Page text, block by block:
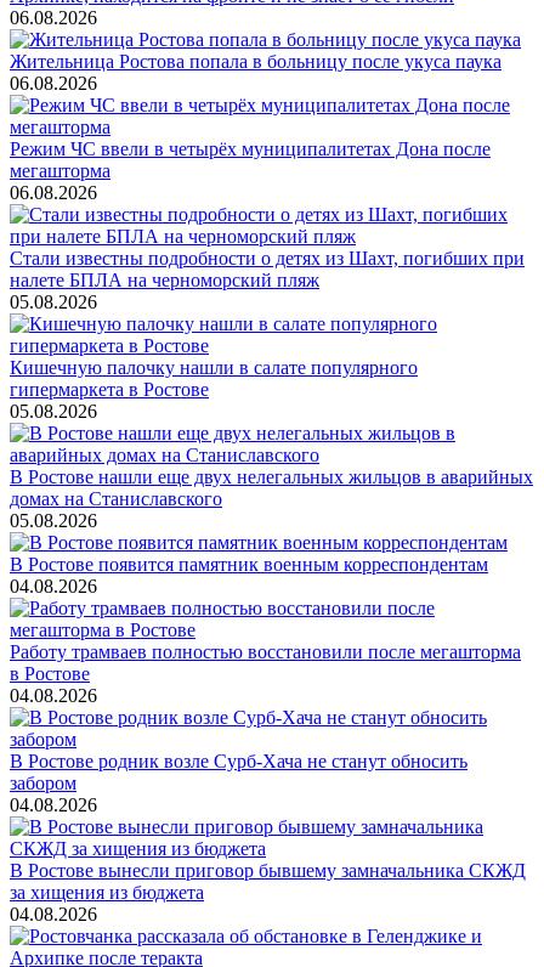
06.08.2026
Жительница Ростова попала в больницу после укуса паука
06.08.2026
Режим ЧС ввели в четырёх муниципалитетах Дона после
мегашторма
06.08.2026
Стали известны подробности о детях из Шахт, погибших при
налете БПЛА на черноморский пляж
05.08.2026
Кишечную палочку нашли в салате популярного
гипермаркета в Ростове
05.08.2026
В Ростове нашли еще двух нелегальных жильцов в аварийных
домах на Станиславского
05.08.2026
В Ростове появится памятник военным корреспондентам
04.08.2026
Работу трамваев полностью восстановили после мегашторма
в Ростове
04.08.2026
В Ростове родник возле Сурб-Хача не станут обносить
забором
04.08.2026
В Ростове вынесли приговор бывшему замначальника СКЖД
за хищения из бюджета
04.08.2026